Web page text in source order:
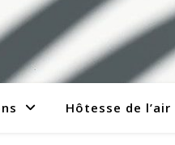
Hôtesse de l’air